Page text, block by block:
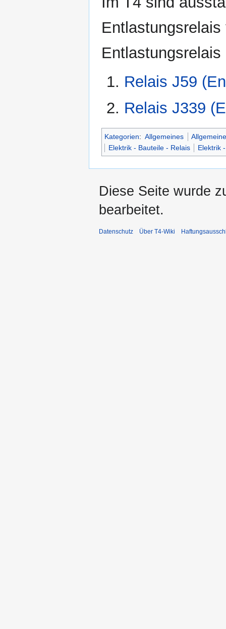
Relais J59
Relais J339
Kategorien: Allgemeines
Elektrik - Bauteile - Relais
Elektrik
Diese Seite wurde
bearbeitet.
Datenschutz Über T4-Wiki